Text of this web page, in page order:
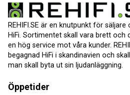
REHIFI.SE är en knutpunkt för
HiFi. Sortimentet skall vara brett och
en hög service mot våra kunder.
begagnad HiFi i skandinavien och
man skall byta ut sin ljudanläggning.
Öppetider